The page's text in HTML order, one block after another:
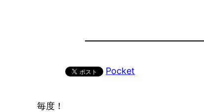
Pocket
毎度！